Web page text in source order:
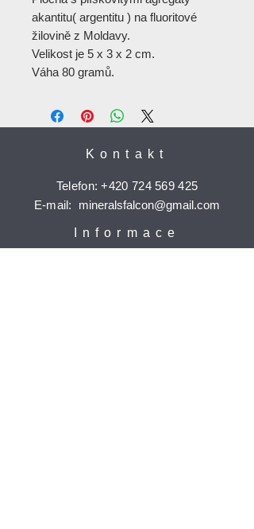
akantitu( argentitu ) na fluoritové
žilovině z Moldavy.
Velikost je 5 x 3 x 2 cm.
Váha 80 gramů.
Kontakt
Telefon:+420 724 569 425
E-mail: mineralsfalcon@gmail.com
Informace